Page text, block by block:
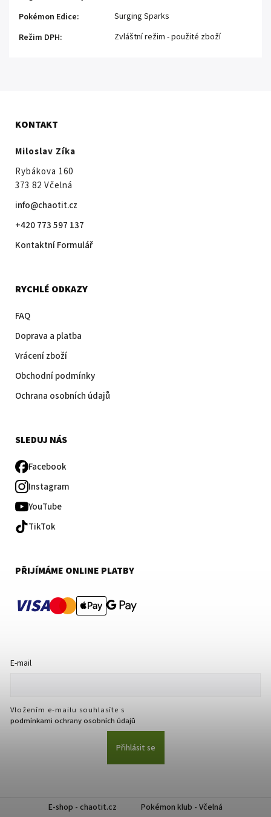
Pokémon Edice:
Surging Sparks
Režim DPH: Zvláštní režim - použité zboží
KONTAKT
Miloslav Zíka
Rybákova 160
373 82 Včelná
info@chaotit.cz
+420 773 597 137
Kontaktní Formulář
RYCHLÉ ODKAZY
FAQ
Doprava a platba
Vrácení zboží
Obchodní podmínky
Ochrana osobních údajů
SLEDUJ NÁS
Facebook
Instagram
YouTube
TikTok
PŘIJÍMÁME ONLINE PLATBY
VISA
E-mail
Vložením e-mailu souhlasíte s
podmínkami ochrany osobních údajů
Přihlásit se
E-shop - chaotit.cz Pokémon klub - Včelná